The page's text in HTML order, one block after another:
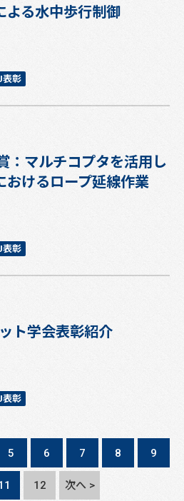
よる水中歩行制御
表彰
：マルチコプタを活用し
おけるロープ延線作業
表彰
ト学会表彰紹介
表彰
5 6 7 8 9
12 次へ >